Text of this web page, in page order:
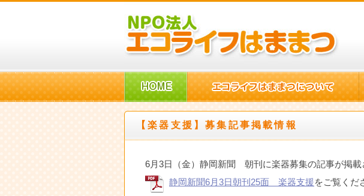
【楽器支援】募集記事掲載情報
6月3日（金）静岡新聞 朝刊に楽器募集の記事が掲載
静岡新聞6月3日朝刊25面 楽器支援をご覧くだ